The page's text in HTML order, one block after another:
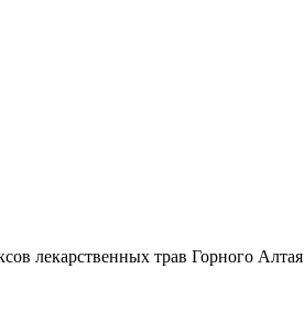
лекарственных трав Горного Алтая